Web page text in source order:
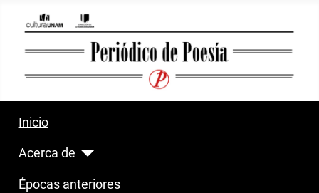
Inicio
Acerca de
Épocas anteriores